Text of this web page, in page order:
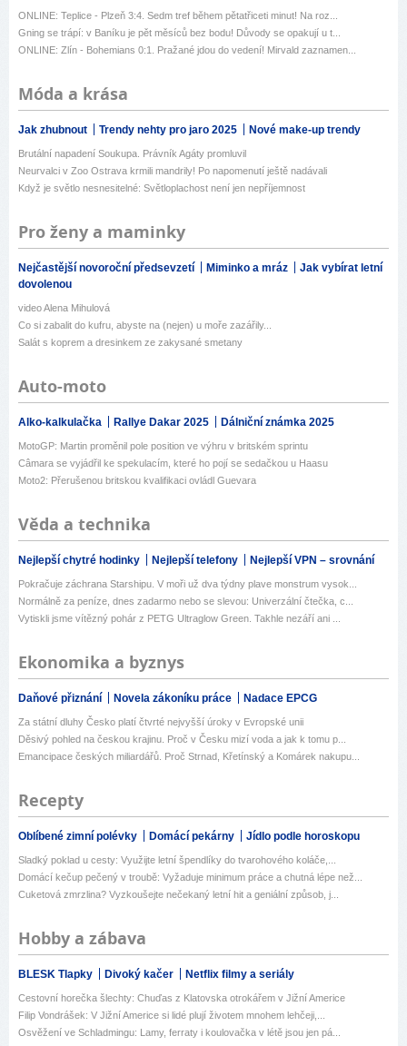
ONLINE: Teplice - Plzeň 3:4. Sedm tref během pětatřiceti minut! Na roz...
Gning se trápí: v Baníku je pět měsíců bez bodu! Důvody se opakují u t...
ONLINE: Zlín - Bohemians 0:1. Pražané jdou do vedení! Mirvald zaznamen...
Móda a krása
Jak zhubnout Trendy nehty pro jaro 2025 Nové make-up trendy
Brutální napadení Soukupa. Právník Agáty promluvil
Neurvalci v Zoo Ostrava krmili mandrily! Po napomenutí ještě nadávali
Když je světlo nesnesitelné: Světloplachost není jen nepříjemnost
Pro ženy a maminky
Nejčastější novoroční předsevzetí Miminko a mráz
Jak vybírat letní
dovolenou
video Alena Mihulová
Co si zabalit do kufru, abyste na (nejen) u moře zazářily...
Salát s koprem a dresinkem ze zakysané smetany
Auto-moto
Alko-kalkulačka Rallye Dakar 2025 Dálniční známka 2025
MotoGP: Martin proměnil pole position ve výhru v britském sprintu
Câmara se vyjádřil ke spekulacím, které ho pojí se sedačkou u Haasu
Moto2: Přerušenou britskou kvalifikaci ovládl Guevara
Věda a technika
Nejlepší chytré hodinky Nejlepší telefony Nejlepší VPN – srovnání
Pokračuje záchrana Starshipu. V moři už dva týdny plave monstrum vysok...
Normálně za peníze, dnes zadarmo nebo se slevou: Univerzální čtečka, c...
Vytiskli jsme vítězný pohár z PETG Ultraglow Green. Takhle nezáří ani ...
Ekonomika a byznys
Daňové přiznání Novela zákoníku práce Nadace EPCG
Za státní dluhy Česko platí čtvrté nejvyšší úroky v Evropské unii
Děsivý pohled na českou krajinu. Proč v Česku mizí voda a jak k tomu p...
Emancipace českých miliardářů. Proč Strnad, Křetínský a Komárek nakupu...
Recepty
Oblíbené zimní polévky Domácí pekárny Jídlo podle horoskopu
Sladký poklad u cesty: Využijte letní špendlíky do tvarohového koláče,...
Domácí kečup pečený v troubě: Vyžaduje minimum práce a chutná lépe než...
Cuketová zmrzlina? Vyzkoušejte nečekaný letní hit a geniální způsob, j...
Hobby a zábava
BLESK Tlapky Divoký kačer Netflix filmy a seriály
Cestovní horečka šlechty: Chuďas z Klatovska otrokářem v Jižní Americe
Filip Vondrášek: V Jižní Americe si lidé plují životem mnohem lehčeji,...
Osvěžení ve Schladmingu: Lamy, ferraty i koulovačka v létě jsou jen pá...